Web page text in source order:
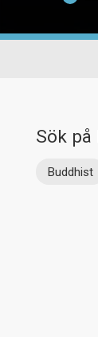
Sök på
Buddhist